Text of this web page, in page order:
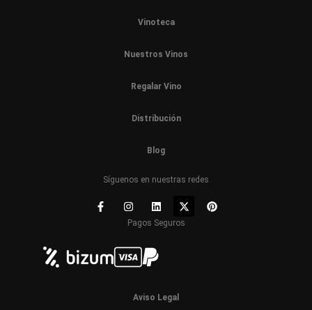
Vinoteca
Nuestros Vinos
Regalar Vino
Distribución
Blog
Síguenos en nuestras redes
Pagos Seguros
Aviso Legal